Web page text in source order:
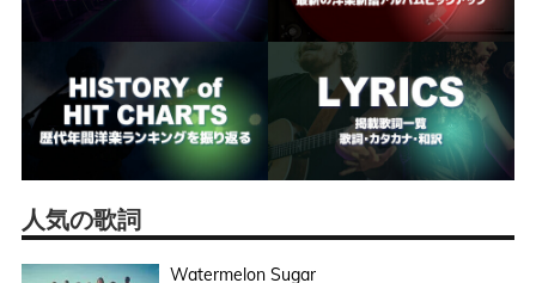
人気の歌詞
Watermelon Sugar